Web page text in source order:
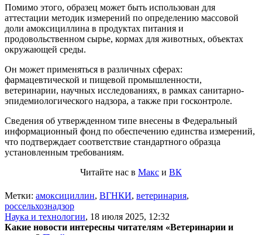
Помимо этого, образец может быть использован для
аттестации методик измерений по определению массовой
доли амоксициллина в продуктах питания и
продовольственном сырье, кормах для животных, объектах
окружающей среды.
Он может применяться в различных сферах:
фармацевтической и пищевой промышленности,
ветеринарии, научных исследованиях, в рамках санитарно-
эпидемиологического надзора, а также при госконтроле.
Сведения об утвержденном типе внесены в Федеральный
информационный фонд по обеспечению единства измерений,
что подтверждает соответствие стандартного образца
установленным требованиям.
Читайте нас в Макс и ВК
Метки: амоксициллин, ВГНКИ, ветеринария,
россельхознадзор
Наука и технологии, 18 июля 2025, 12:32
Какие новости интересны читателям «Ветеринарии и